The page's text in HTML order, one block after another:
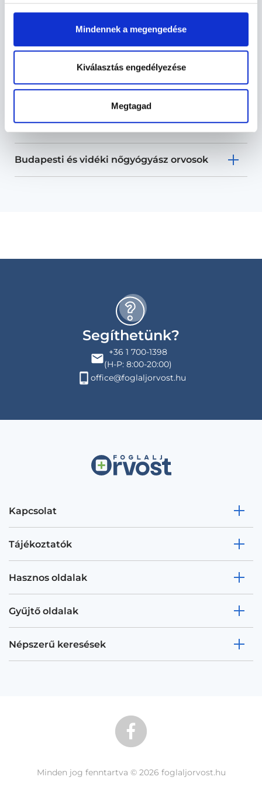
Mindennek a megengedése
Kiválasztás engedélyezése
Megtagad
Nőgyógyász - Nőgyógyászat
SZAKTERÜLETEK
Szolgáltatások
Budapesti és vidéki nőgyógyász orvosok
Segíthetünk?
+36 1 700-1398
(H-P: 8:00-20:00)
office@foglaljorvost.hu
Kapcsolat
Tájékoztatók
Hasznos oldalak
Gyűjtő oldalak
Népszerű keresések
Minden jog fenntartva © 2026 foglaljorvost.hu